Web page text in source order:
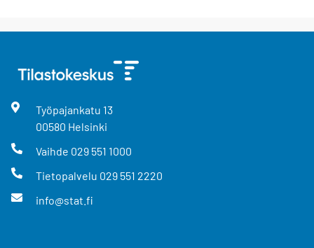
Työpajankatu 13
00580 Helsinki
Vaihde 029 551 1000
Tietopalvelu 029 551 2220
info@stat.fi